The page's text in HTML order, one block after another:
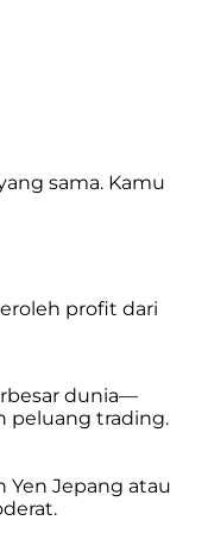
sama. Kamu
profit dari
dunia—
peluang trading.
Jepang atau